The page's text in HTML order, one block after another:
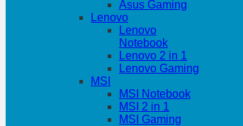
Asus Gaming
Lenovo
Lenovo
Notebook
Lenovo 2 in 1
Lenovo Gaming
MSI
MSI Notebook
MSI 2 in 1
MSI Gaming